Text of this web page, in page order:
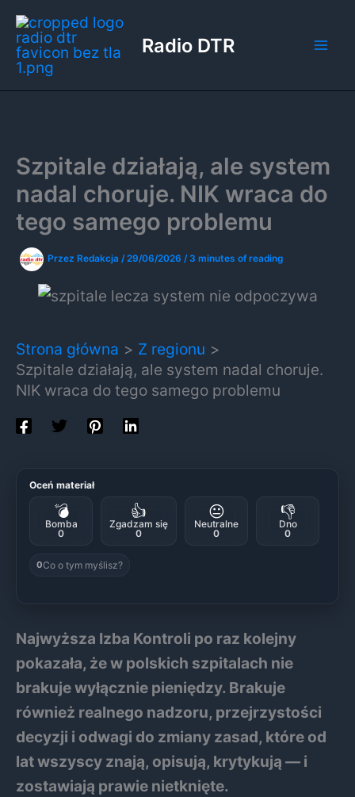
Przejdź
do
treści
Radio DTR
Szpitale działają, ale system
nadal choruje. NIK wraca do
tego samego problemu
Przez Redakcja /29/06/2026 / 3 minutes of reading
Strona główna
Z regionu
Szpitale działają, ale system nadal choruje.
NIK wraca do tego samego problemu
Oceń materiał
💣
Bomba
0
👍
Zgadzam się
0
😐
Neutralne
0
👎
Dno
0
0Co o tym myślisz?
Najwyższa Izba Kontroli po raz kolejny
pokazała, że w polskich szpitalach nie
brakuje wyłącznie pieniędzy. Brakuje
również realnego nadzoru, przejrzystości
decyzji i odwagi do zmiany zasad, które od
lat wszyscy znają, opisują, krytykują — i
zostawiają prawie nietknięte.